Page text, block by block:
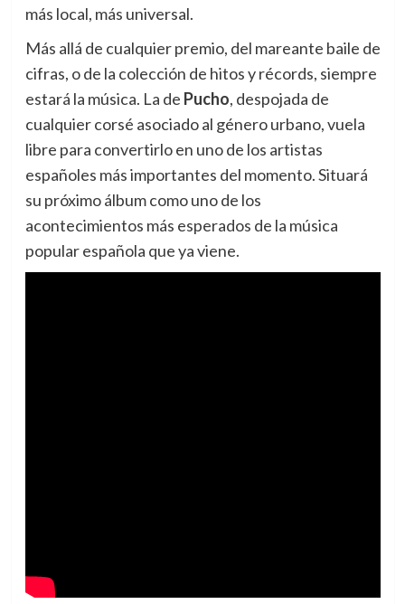
más local, más universal.
Más allá de cualquier premio, del mareante baile de
cifras, o de la colección de hitos y récords, siempre
estará la música. La de Pucho, despojada de
cualquier corsé asociado al género urbano, vuela
libre para convertirlo en uno de los artistas
españoles más importantes del momento. Situará
su próximo álbum como uno de los
acontecimientos más esperados de la música
popular española que ya viene.